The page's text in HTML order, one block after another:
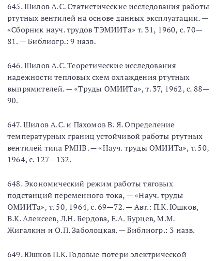
645. Шилов А.С. Статистические исследования работы
ртутных вентилей на основе данных эксплуатации. —
«Сборник науч. трудов ТЭМИИТа» т. 31, 1960, с. 70—
81. — Библиогр.: 9 назв.
646. Шилов А.С. Теоретические исследования
надежности тепловых схем охлаждения ртутных
выпрямителей. — «Труды ОМИИТа», т. 37, 1962, с. 88—
90.
647. Шилов А.С. и Пахомов В. Я. Определение
температурных границ устойчивой работы ртутных
вентилей типа РМНВ. — «Науч. труды ОМИИТа», т. 50,
1964, с. 127—132.
648. Экономический режим работы тяговых
подстанций переменного тока, — «Науч. труды
ОМИИТа», т. 50, 1964, с. 69—72. — Авт.: П.К. Юшков,
В.К. Алексеев, Л.Н. Бердова, Е.А. Бурцев, М.М.
Жигалкин и О.П. Заболоцкая. — Библиогр.: 3 назв.
649. Юшков П.К. Годовые потери электрической